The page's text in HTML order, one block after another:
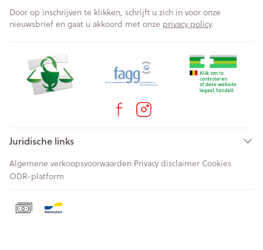
Door op inschrijven te klikken, schrijft u zich in voor onze
nieuwsbrief en gaat u akkoord met onze privacy policy.
Juridische links
Algemene verkoopsvoorwaarden Privacy disclaimer Cookies
ODR-platform